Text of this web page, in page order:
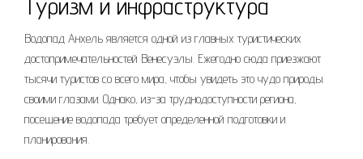
Водопад Анхель является одной из главных туристических
достопримечательностей Венесуэлы. Ежегодно сюда приезжают
тысячи туристов со всего мира, чтобы увидеть это чудо природы
своими глазами. Однако, из-за труднодоступности региона,
посещение водопада требует определенной подготовки и
планирования.